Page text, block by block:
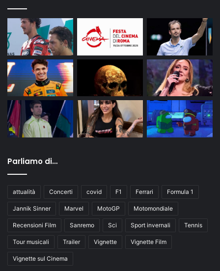
Parliamo di…
attualità Concerti covid F1 Ferrari Formula 1
Jannik Sinner Marvel MotoGP Motomondiale
Recensioni Film Sanremo Sci Sport invernali Tennis
Tour musicali Trailer Vignette Vignette Film
Vignette sul Cinema